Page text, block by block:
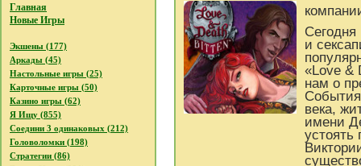
Главная
Новые Игры
Экшены (177)
Аркады (45)
Настольные игры (25)
Карточные игры (50)
Казино игры (62)
Я Ищу (855)
Соедини 3 одинаковых (212)
Головоломки (198)
Стратегии (86)
и
«Love &
нам о
века,
имени
устоять